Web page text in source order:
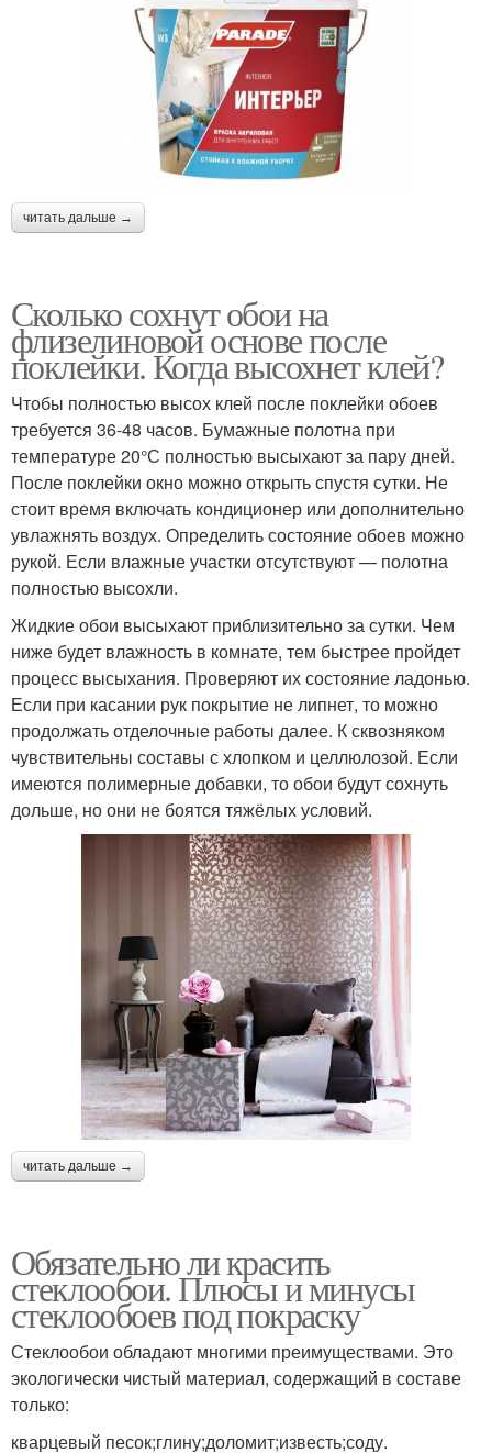
читать дальше →
Сколько сохнут обои на
флизелиновой основе после
поклейки. Когда высохнет клей?
Чтобы полностью высох клей после поклейки обоев
требуется 36-48 часов. Бумажные полотна при
температуре 20°С полностью высыхают за пару дней.
После поклейки окно можно открыть спустя сутки. Не
стоит время включать кондиционер или дополнительно
увлажнять воздух. Определить состояние обоев можно
рукой. Если влажные участки отсутствуют — полотна
полностью высохли.
Жидкие обои высыхают приблизительно за сутки. Чем
ниже будет влажность в комнате, тем быстрее пройдет
процесс высыхания. Проверяют их состояние ладонью.
Если при касании рук покрытие не липнет, то можно
продолжать отделочные работы далее. К сквозняком
чувствительны составы с хлопком и целлюлозой. Если
имеются полимерные добавки, то обои будут сохнуть
дольше, но они не боятся тяжёлых условий.
читать дальше →
Обязательно ли красить
стеклообои. Плюсы и минусы
стеклообоев под покраску
Стеклообои обладают многими преимуществами. Это
экологически чистый материал, содержащий в составе
только:
кварцевый песок;глину;доломит;известь;соду.